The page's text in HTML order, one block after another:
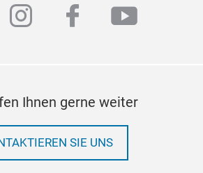
instagram
facebook
Ihnen gerne weiter
SIE UNS